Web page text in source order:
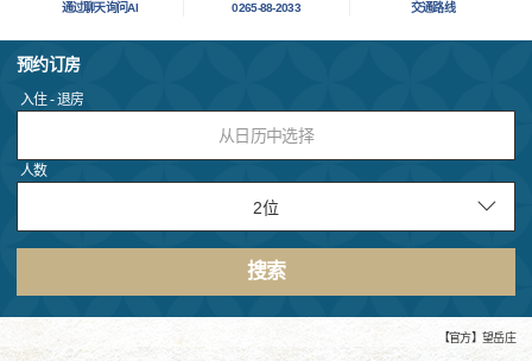
通过聊天询问AI 0265-88-2033 交通路线
预约订房
入住 - 退房
从日历中选择
人数
搜索
【官方】望岳庄